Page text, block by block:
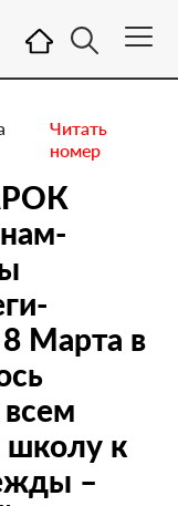
Читать
номер
Марта в
школу к
–